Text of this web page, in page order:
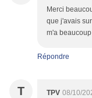
Merci
que j'avais
m'a
Répondre
T TPV 08/10/